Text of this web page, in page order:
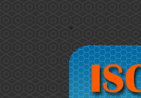
>